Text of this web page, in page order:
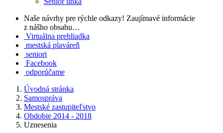
Naše návrhy pre rýchle odkazy! Zaujímavé informácie
z nášho obsahu…
Virtuálna prehliadka
mestská plaváreň
seniori
Facebook
odporúčame
Úvodná stránka
Samospráva
Mestské zastupiteľstvo
Obdobie 2014 - 2018
Uznesenia